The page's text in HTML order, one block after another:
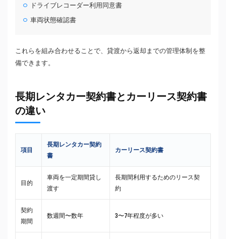
ドライブレコーダー利用同意書
車両状態確認書
これらを組み合わせることで、貸渡から返却までの管理体制を整
備できます。
長期レンタカー契約書とカーリース契約書
の違い
項目
長期レンタカー契約
書
カーリース契約書
目的
車両を一定期間貸し
渡す
長期間利用するためのリース契
約
契約
期間
数週間〜数年 3〜7年程度が多い